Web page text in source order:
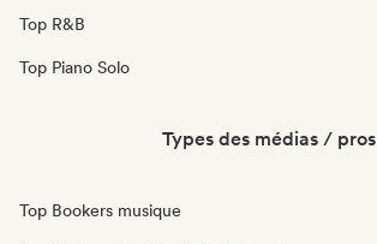
Top R&B
Top Piano Solo
Types des médias / pros
Top Bookers musique